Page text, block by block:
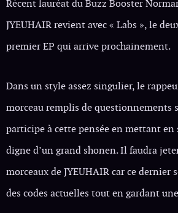
Récent lauréat du Buzz Booster
JYEUHAIR revient avec « Labs », le
premier EP qui arrive prochainement.
Dans un style assez singulier, le
morceau remplis de questionnements
participe à cette pensée en mettant en
digne d’un grand shonen. Il faudra
morceaux de JYEUHAIR car ce dernier
des codes actuelles tout en gardant